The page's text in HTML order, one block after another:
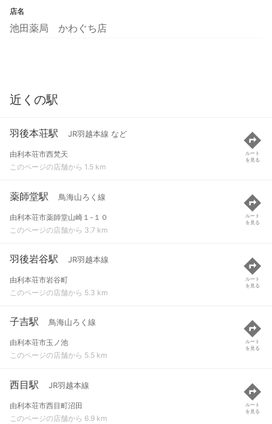
店名
池田薬局 かわぐち店
近くの駅
羽後本荘駅 JR羽越本線 など
由利本荘市西梵天
このページの店舗から 1.5 km
ルート
を見る
薬師堂駅 鳥海山ろく線
由利本荘市薬師堂山崎１-１０
このページの店舗から 3.7 km
ルート
を見る
羽後岩谷駅 JR羽越本線
由利本荘市岩谷町
このページの店舗から 5.3 km
ルート
を見る
子吉駅 鳥海山ろく線
由利本荘市玉ノ池
このページの店舗から 5.5 km
ルート
を見る
西目駅 JR羽越本線
由利本荘市西目町沼田
このページの店舗から 6.9 km
ルート
を見る